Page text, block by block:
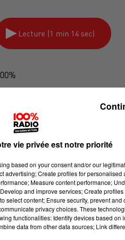
Lecture (1 min 14 sec)
vie privée est notre priorité
based on your consent and/or our
advertising; Create profiles for personalised
Measure content performance;
and improve services; Create
select content; Ensure security, prevent and
privacy choices. These
functionalities: Identify devices based on
data from other data sources; Link